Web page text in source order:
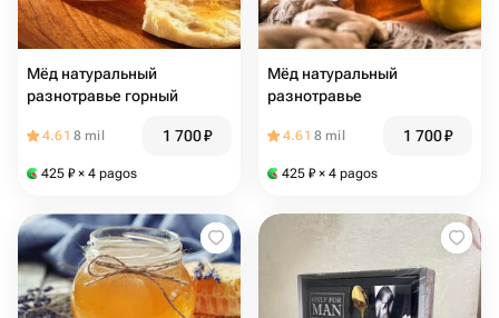
Мёд натуральный
разнотравье горный
4.61 8 mil 1 700₽
425 ₽ × 4 pagos
Мёд натуральный
разнотравье
4.61 8 mil 1 700₽
425 ₽ × 4 pagos